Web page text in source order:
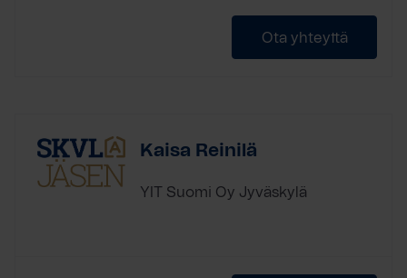
Ota yhteyttä
Kaisa Reinilä
YIT Suomi Oy Jyväskylä